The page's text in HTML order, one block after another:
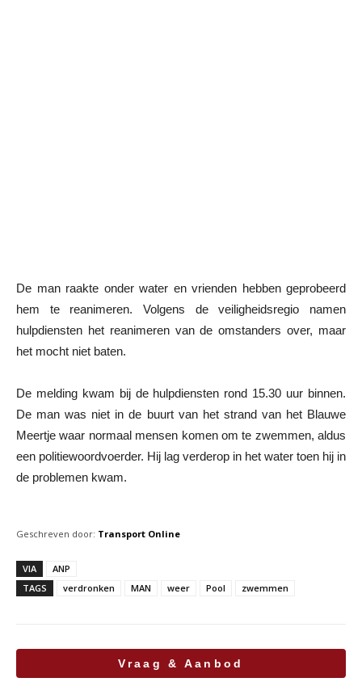
De man raakte onder water en vrienden hebben geprobeerd
hem te reanimeren. Volgens de veiligheidsregio namen
hulpdiensten het reanimeren van de omstanders over, maar
het mocht niet baten.
De melding kwam bij de hulpdiensten rond 15.30 uur binnen.
De man was niet in de buurt van het strand van het Blauwe
Meertje waar normaal mensen komen om te zwemmen, aldus
een politiewoordvoerder. Hij lag verderop in het water toen hij in
de problemen kwam.
Geschreven door: Transport Online
VIA
ANP
TAGS
verdronken MAN weer Pool zwemmen
Vraag & Aanbod